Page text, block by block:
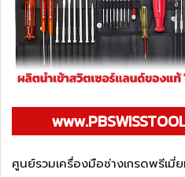
ศูนย์รวมเครื่องมือช่างเกรดพรีเมี่